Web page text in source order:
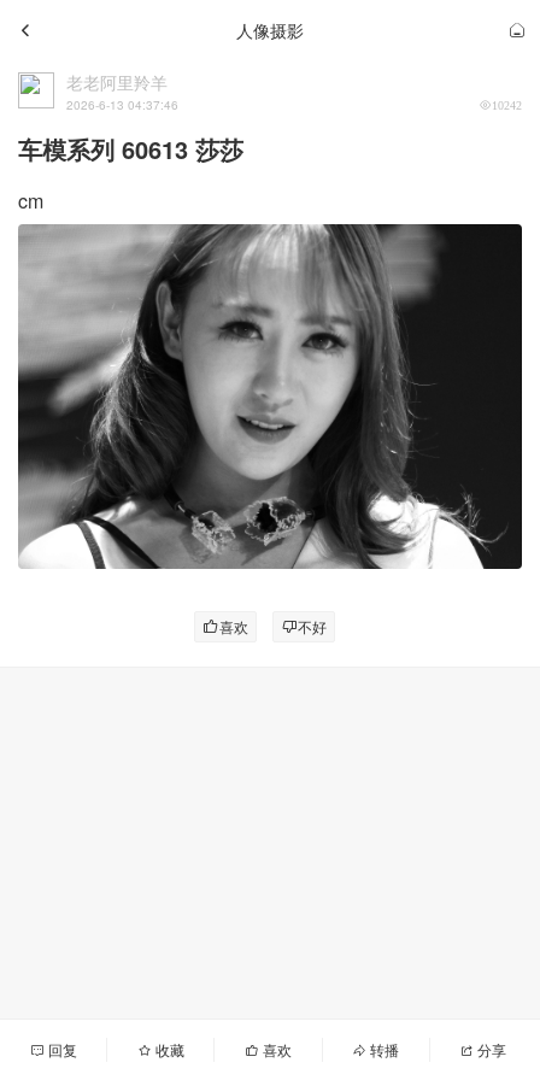
人像摄影
老老阿里羚羊
2026-6-13 04:37:46 10242
车模系列 60613 莎莎
cm
喜欢 不好
回复 收藏 喜欢 转播 分享